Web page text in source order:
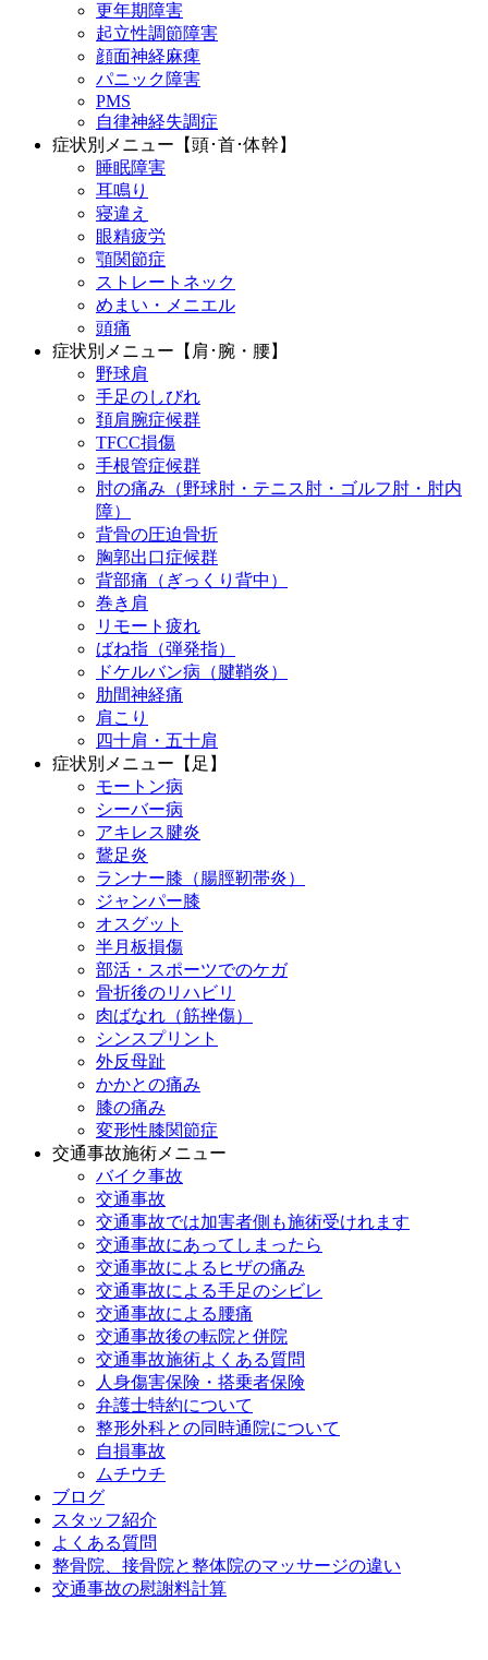
更年期障害
起立性調節障害
顔面神経麻痺
パニック障害
PMS
自律神経失調症
症状別メニュー【頭･首･体幹】
睡眠障害
耳鳴り
寝違え
眼精疲労
顎関節症
ストレートネック
めまい・メニエル
頭痛
症状別メニュー【肩･腕・腰】
野球肩
手足のしびれ
頚肩腕症候群
TFCC損傷
手根管症候群
肘の痛み（野球肘・テニス肘・ゴルフ肘・肘内
障）
背骨の圧迫骨折
胸郭出口症候群
背部痛（ぎっくり背中）
巻き肩
リモート疲れ
ばね指（弾発指）
ドケルバン病（腱鞘炎）
肋間神経痛
肩こり
四十肩・五十肩
症状別メニュー【足】
モートン病
シーバー病
アキレス腱炎
鵞足炎
ランナー膝（腸脛靭帯炎）
ジャンパー膝
オスグット
半月板損傷
部活・スポーツでのケガ
骨折後のリハビリ
肉ばなれ（筋挫傷）
シンスプリント
外反母趾
かかとの痛み
膝の痛み
変形性膝関節症
交通事故施術メニュー
バイク事故
交通事故
交通事故では加害者側も施術受けれます
交通事故にあってしまったら
交通事故によるヒザの痛み
交通事故による手足のシビレ
交通事故による腰痛
交通事故後の転院と併院
交通事故施術よくある質問
人身傷害保険・搭乗者保険
弁護士特約について
整形外科との同時通院について
自損事故
ムチウチ
ブログ
スタッフ紹介
よくある質問
整骨院、接骨院と整体院のマッサージの違い
交通事故の慰謝料計算